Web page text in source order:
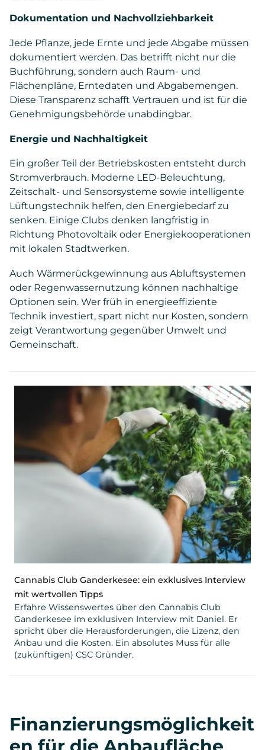
Dokumentation und Nachvollziehbarkeit
Jede Pflanze, jede Ernte und jede Abgabe müssen
dokumentiert werden. Das betrifft nicht nur die
Buchführung, sondern auch Raum- und
Flächenpläne, Erntedaten und Abgabemengen.
Diese Transparenz schafft Vertrauen und ist für die
Genehmigungsbehörde unabdingbar.
Energie und Nachhaltigkeit
Ein großer Teil der Betriebskosten entsteht durch
Stromverbrauch. Moderne LED-Beleuchtung,
Zeitschalt- und Sensorsysteme sowie intelligente
Lüftungstechnik helfen, den Energiebedarf zu
senken. Einige Clubs denken langfristig in
Richtung Photovoltaik oder Energiekooperationen
mit lokalen Stadtwerken.
Auch Wärmerückgewinnung aus Abluftsystemen
oder Regenwassernutzung können nachhaltige
Optionen sein. Wer früh in energieeffiziente
Technik investiert, spart nicht nur Kosten, sondern
zeigt Verantwortung gegenüber Umwelt und
Gemeinschaft.
Cannabis Club Ganderkesee: ein exklusives Interview
mit wertvollen Tipps
Erfahre Wissenswertes über den Cannabis Club
Ganderkesee im exklusiven Interview mit Daniel. Er
spricht über die Herausforderungen, die Lizenz, den
Anbau und die Kosten. Ein absolutes Muss für alle
(zukünftigen) CSC Gründer.
Finanzierungsmöglichkeit